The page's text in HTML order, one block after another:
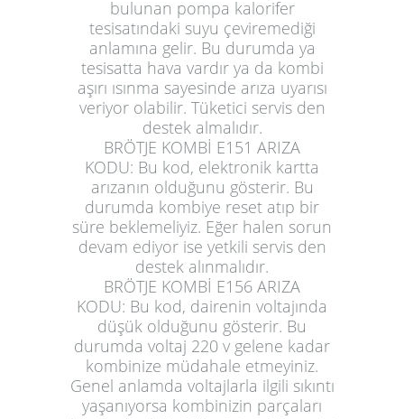
bulunan pompa kalorifer
tesisatındaki suyu çeviremediği
anlamına gelir. Bu durumda ya
tesisatta hava vardır ya da kombi
aşırı ısınma sayesinde arıza uyarısı
veriyor olabilir. Tüketici servis den
destek almalıdır.
BRÖTJE KOMBİ E151 ARIZA
KODU: Bu kod, elektronik kartta
arızanın olduğunu gösterir. Bu
durumda kombiye reset atıp bir
süre beklemeliyiz. Eğer halen sorun
devam ediyor ise yetkili servis den
destek alınmalıdır.
BRÖTJE KOMBİ E156 ARIZA
KODU: Bu kod, dairenin voltajında
düşük olduğunu gösterir. Bu
durumda voltaj 220 v gelene kadar
kombinize müdahale etmeyiniz.
Genel anlamda voltajlarla ilgili sıkıntı
yaşanıyorsa kombinizin parçaları